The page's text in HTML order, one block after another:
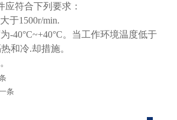
应符合下列要求：
于1500r/min.
-40°C~+40°C。当工作环境温度低于
和冷.却措施。
条